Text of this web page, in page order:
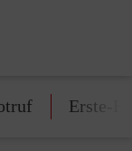
Erste-